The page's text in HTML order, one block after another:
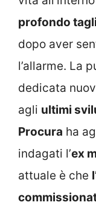
profondo
dopo aver
l’allarme. La
dedicata
agli ultimi
Procura ha
indagati l’ex
attuale è che